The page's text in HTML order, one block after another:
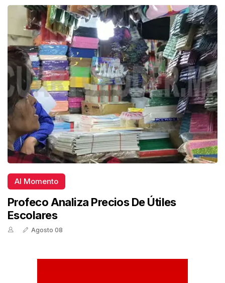
Al Momento
Profeco Analiza Precios De Útiles
Escolares
Agosto 08